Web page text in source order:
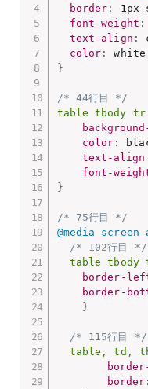
border : 1px
font-weight :
text-align :
color : white
}
/* 44行目 */
table tbody
color :
text-align
font-
}
/* 75行目 */
@media screen
/* 102行目 */
table tbody
border-
border-
}
/* 115行目 */
table, td,
border :